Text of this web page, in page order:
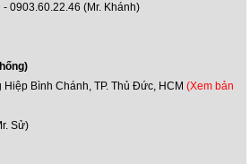
0903.60.22.46 (Mr. Khánh)
Bình Chánh, TP. Thủ Đức, HCM(Xem bản
Sử)